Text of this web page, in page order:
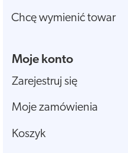
Chcę wymienić towar
Moje konto
Zarejestruj się
Moje zamówienia
Koszyk